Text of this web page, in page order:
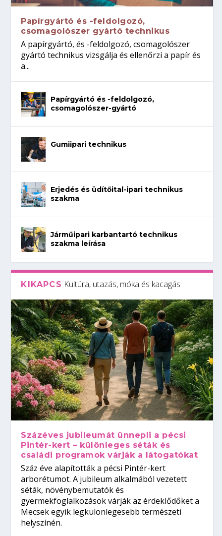
Papírgyártó és -feldolgozó,
csomagolószer gyártó technikus
A papírgyártó, és -feldolgozó, csomagolószer
gyártó technikus vizsgálja és ellenőrzi a papír és
a...
Papírgyártó és -feldolgozó,
csomagolószer-gyártó
Gumiipari technikus
Erjedés és üdítőital-ipari technikus
szakma
Járműipari karbantartó technikus
szakma leírása
KIKAPCS Kultúra, utazás, móka és kacagás
Százéves jubileumát ünnepli a pécsi
Pintér-kert – különleges séták és
családi programok várják a látogatókat
Száz éve alapították a pécsi Pintér-kert
arborétumot. A jubileum alkalmából vezetett
séták, növénybemutatók és
gyermekfoglalkozások várják az érdeklődőket a
Mecsek egyik legkülönlegesebb természeti
helyszínén.